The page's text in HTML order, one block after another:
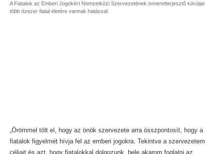
A Fiatalok az Emberi Jogokért Nemzetközi Szervezetének ismeretterjesztő körútjai
több tízezer fiatal életére vannak hatással.
„Örömmel tölt el, hogy az önök szervezete arra összpontosít, hogy a
fiatalok figyelmét hívja fel az emberi jogokra. Tekintve a szervezetem
céljait és azt, hogy fiatalokkal dolgozunk, bele akarom foglalni az